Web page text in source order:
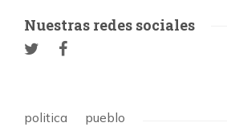
Nuestras redes sociales
politica pueblo